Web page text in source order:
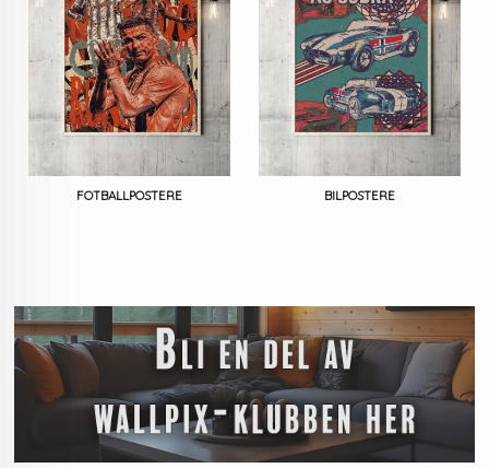
FOTBALLPOSTERE BILPOSTERE